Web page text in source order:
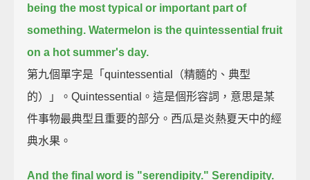
being the most typical or important part of
something. Watermelon is the quintessential fruit
on a hot summer's day.
第九個單字是「quintessential（精髓的、典型
的）」。Quintessential。這是個形容詞，意思是某
件事物最典型且重要的部分。西瓜是炎熱夏天中的經
典水果。
And the final word is "serendipity." Serendipity.